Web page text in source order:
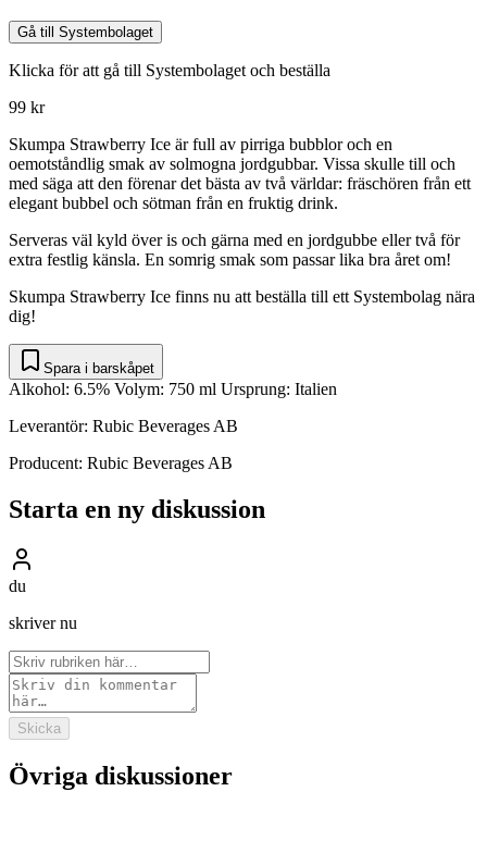
Gå till Systembolaget
Klicka för att gå till Systembolaget och beställa
99 kr
Skumpa Strawberry Ice är full av pirriga bubblor och en
oemotståndlig smak av solmogna jordgubbar. Vissa skulle till och
med säga att den förenar det bästa av två världar: fräschören från ett
elegant bubbel och sötman från en fruktig drink.
Serveras väl kyld över is och gärna med en jordgubbe eller två för
extra festlig känsla. En somrig smak som passar lika bra året om!
Skumpa Strawberry Ice finns nu att beställa till ett Systembolag nära
dig!
Spara i barskåpet
Alkohol: 6.5% Volym: 750 ml Ursprung: Italien
Leverantör: Rubic Beverages AB
Producent: Rubic Beverages AB
Starta en ny diskussion
du
skriver nu
Skicka
Övriga diskussioner